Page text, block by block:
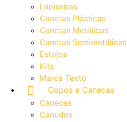
Lapiseiras
Canetas Plásticas
Canetas Metálicas
Canetas Semimetálicas
Estojos
Kits
Marca Texto
Copos e Canecas
Canecas
Canudos